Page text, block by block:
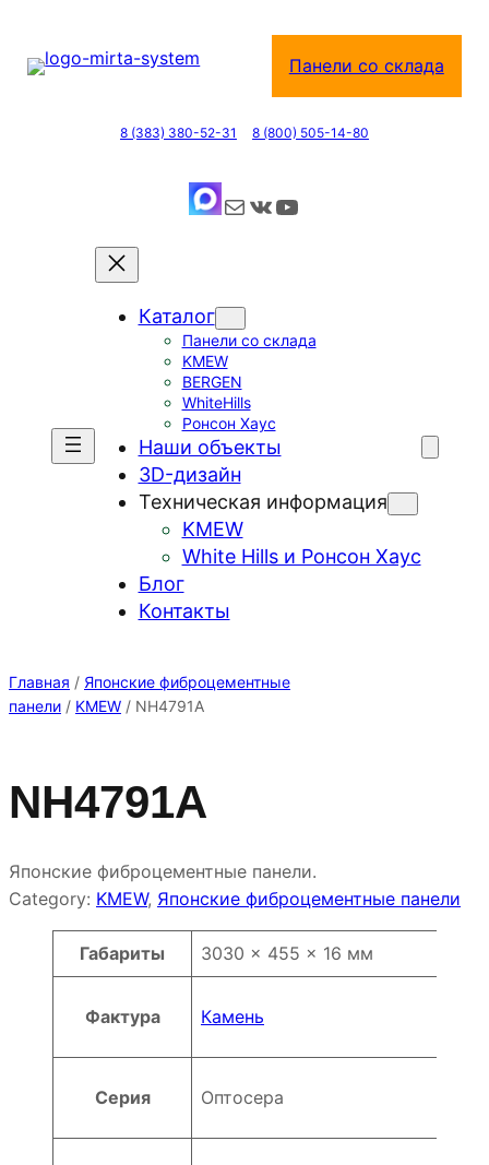
содержимому
Панели со склада
8 (383) 380-52-31 8 (800) 505-14-80
Почта ВКонтакте YouTube
Каталог
Панели со склада
KMEW
BERGEN
WhiteHills
Ронсон Хаус
Наши объекты
3D-дизайн
Техническая информация
KMEW
White Hills и Ронсон Хаус
Блог
Контакты
Главная / Японские фиброцементные
панели / KMEW / NH4791A
NH4791A
Японские фиброцементные панели.
Category: KMEW, Японские фиброцементные панели
Атрибуты Значение
Габариты 3030 × 455 × 16 мм
Фактура Камень
Серия Оптосера